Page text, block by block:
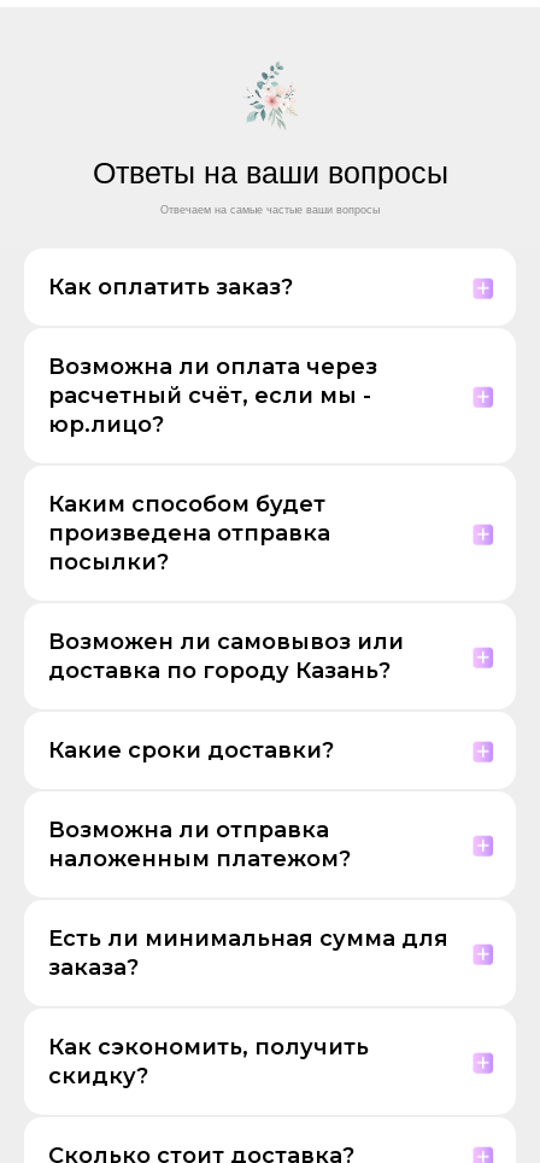
Ответы на ваши вопросы
Отвечаем на самые частые ваши вопросы
Как оплатить заказ?
Возможна ли оплата через
расчетный счёт, если мы -
юр.лицо?
Каким способом будет
произведена отправка
посылки?
Возможен ли самовывоз или
доставка по городу Казань?
Какие сроки доставки?
Возможна ли отправка
наложенным платежом?
Есть ли минимальная сумма для
заказа?
Как сэкономить, получить
скидку?
Сколько стоит доставка?